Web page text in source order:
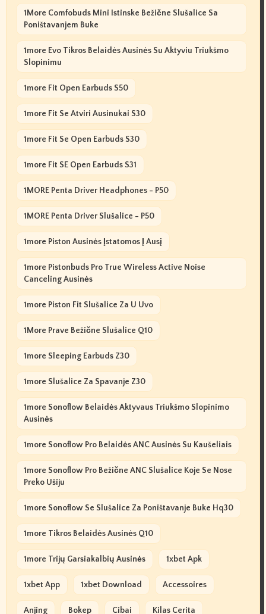
1More Comfobuds Mini Istinske Bežične Slušalice Sa
Poništavanjem Buke
1more Evo Tikros Belaidės Ausinės Su Aktyviu Triukšmo
Slopinimu
1more Fit Open Earbuds S50
1more Fit Se Atviri Ausinukai S30
1more Fit Se Open Earbuds S30
1more Fit SE Open Earbuds S31
1MORE Penta Driver Headphones - P50
1MORE Penta Driver Slušalice - P50
1more Piston Ausinės Įstatomos Į Ausį
1more Pistonbuds Pro True Wireless Active Noise
Canceling Ausinės
1more Piston Fit Slušalice Za U Uvo
1More Prave Bežične Slušalice Q10
1more Sleeping Earbuds Z30
1more Slušalice Za Spavanje Z30
1more Sonoflow Belaidės Aktyvaus Triukšmo Slopinimo
Ausinės
1more Sonoflow Pro Belaidės ANC Ausinės Su Kaušeliais
1more Sonoflow Pro Bežične ANC Slušalice Koje Se Nose
Preko Ušiju
1more Sonoflow Se Slušalice Za Poništavanje Buke Hq30
1more Tikros Belaidės Ausinės Q10
1more Trijų Garsiakalbių Ausinės 1xbet Apk
1xbet App 1xbet Download Accessoires
Anjing Bokep Cibai Kilas Cerita